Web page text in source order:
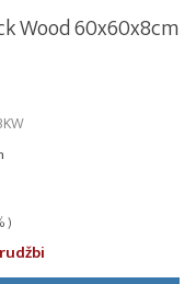
Wood 60x60x8cm
)